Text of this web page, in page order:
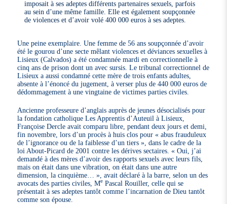
imposait à ses adeptes différents partenaires sexuels, parfois
au sein d’une même famille. Elle est également soupçonnée
de violences et d’avoir volé 400 000 euros à ses adeptes.
Une peine exemplaire. Une femme de 56 ans soupçonnée d’avoir
été le gourou d’une secte mêlant violences et déviances sexuelles à
Lisieux (Calvados) a été condamnée mardi en correctionnelle à
cinq ans de prison dont un avec sursis. Le tribunal correctionnel de
Lisieux a aussi condamné cette mère de trois enfants adultes,
absente à l’énoncé du jugement, à verser plus de 440 000 euros de
dédommagement à une vingtaine de victimes parties civiles.
Ancienne professeure d’anglais auprès de jeunes désocialisés pour
la fondation catholique Les Apprentis d’Auteuil à Lisieux,
Françoise Dercle avait comparu libre, pendant deux jours et demi,
fin novembre, lors d’un procès à huis clos pour « abus frauduleux
de l’ignorance ou de la faiblesse d’un tiers », dans le cadre de la
loi About-Picard de 2001 contre les dérives sectaires. « Oui, j’ai
demandé à des mères d’avoir des rapports sexuels avec leurs fils,
mais on était dans une vibration, on était dans une autre
dimension, la cinquième… », avait déclaré à la barre, selon un des
avocats des parties civiles, Me Pascal Rouiller, celle qui se
présentait à ses adeptes tantôt comme l’incarnation de Dieu tantôt
comme son épouse.